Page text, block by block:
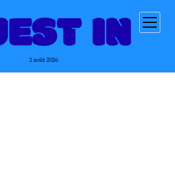
2 août 2026
ouvrir
menu